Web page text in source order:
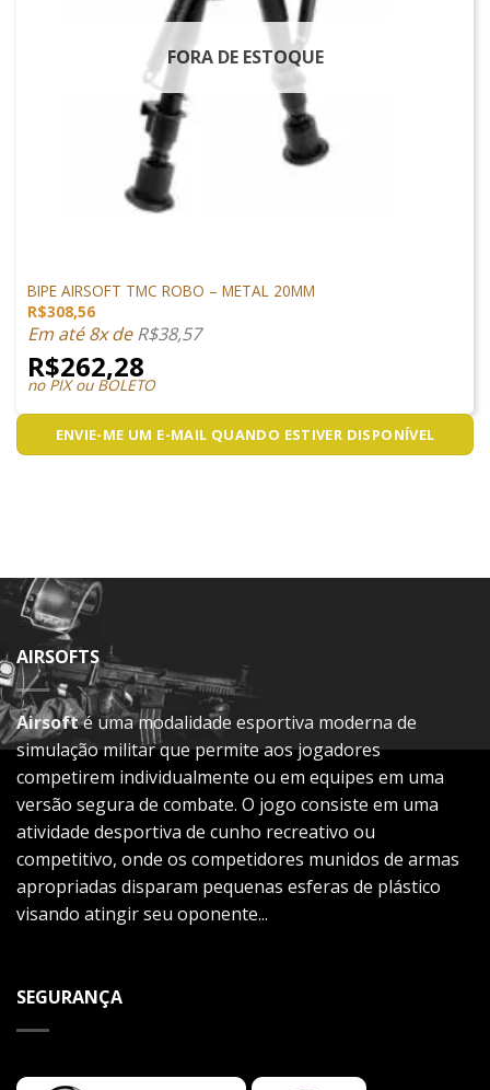
FORA DE ESTOQUE
BIPE AIRSOFT TMC ROBO – METAL 20MM
R$308,56
Em até 8x deR$38,57
R$262,28
no PIX ou BOLETO
ENVIE-ME UM E-MAIL QUANDO ESTIVER DISPONÍVEL
AIRSOFTS
Airsofté uma modalidade esportiva moderna de
simulação militar que permite aos jogadores
competirem individualmente ou em equipes em uma
versão segura de combate. O jogo consiste em uma
atividade desportiva de cunho recreativo ou
competitivo, onde os competidores munidos de armas
apropriadas disparam pequenas esferas de plástico
visando atingir seu oponente...
SEGURANÇA